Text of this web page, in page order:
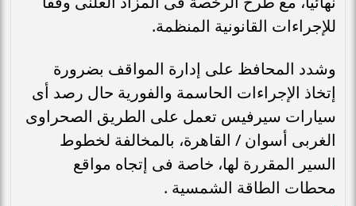
للإجراءات القانونية المنظمة.
وشدد المحافظ على إدارة المواقف بضرورة
إتخاذ الإجراءات الحاسمة والفورية حال رصد أى
سيارات سيرفيس تعمل على الطريق الصحراوى
الغربى أسوان / القاهرة، بالمخالفة لخطوط
السير المقررة لها، خاصة فى إتجاه مواقع
محطات الطاقة الشمسية .